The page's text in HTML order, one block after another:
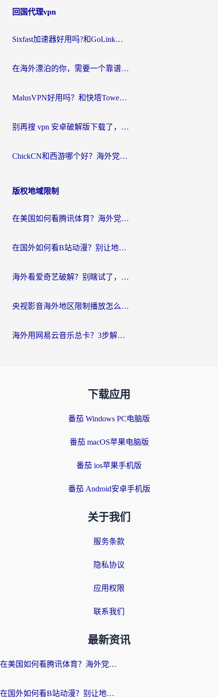
回国代理vpn
Sixfast加速器好用吗?和GoLink加速器对比哪个回国效果更好?海外党亲测实用指南
在海外漂泊的你，需要一个靠谱的“回国机场”
MalusVPN好用吗？和快塔TowerFastVPN对比哪个回国效果更好？海外党亲测实用指南
别再搜 vpn 安卓破解版下载了，海外党回国上网的正确姿势在这里
ChickCN和西游哪个好？海外党2026亲测回国加速器选择指南（附expressvpn中国对比）
版权地域限制
在美国如何看腾讯体育？海外党解锁NBA欧洲杯直播的终极攻略
在国外如何看B站动漫？别让地区限制打断你的追番节奏
海外看爱奇艺破解？别瞎试了，这才是留学生华人追剧看球的正确打开方式
央视影音海外地区限制播放怎么办？海外党亲测有效的回国加速指南
海外用网易云音乐总卡？3步解决版权限制+卡顿，还能听喜马拉雅！
下载应用
番茄 Windows PC电脑版
番茄 macOS苹果电脑版
番茄 ios苹果手机版
番茄 Android安卓手机版
关于我们
服务条款
隐私协议
应用权限
联系我们
最新资讯
在美国如何看腾讯体育？海外党解锁NBA欧洲杯直播的终极攻略
在国外如何看B站动漫？别让地区限制打断你的追番节奏